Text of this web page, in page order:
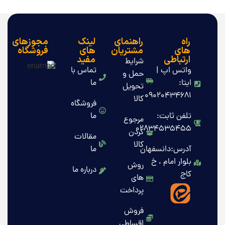
راه
های
ارتباطی
واتس اپ |
ایتا:
09020434681
تلفن ثابت:
02834535455
آدرس:دانسفهان
بلوار امام ، خ
کاج
راهنمای
مشتریان
شرایط
حمل و
تحویل
کالا
مرجوع
کردن
کالا
روش
های
پرداخت
فروش
لینک
های
مفید
تماس با
ما
فروشگاه
ما
مقالات
ما
درباره ما
مجوزهای
فروشگاه